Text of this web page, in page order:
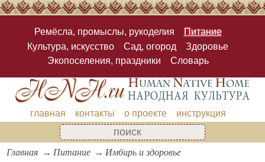
Ремёсла, промыслы, рукоделия
Питание
Культура, искусство
Сад, огород
Здоровье
Экопоселения, праздники
Словарь
главная контакты о проекте инструкция
Главная Питание
Имбирь и здоровье